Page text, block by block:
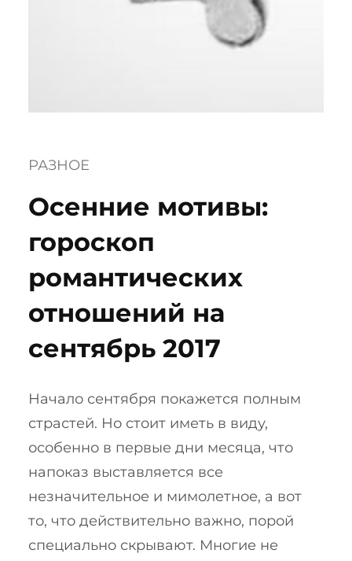
РАЗНОЕ
Осенние мотивы:
гороскоп
романтических
отношений на
сентябрь 2017
Начало сентября покажется полным
страстей. Но стоит иметь в виду,
особенно в первые дни месяца, что
напоказ выставляется все
незначительное и мимолетное, а вот
то, что действительно важно, порой
специально скрывают. Многие не